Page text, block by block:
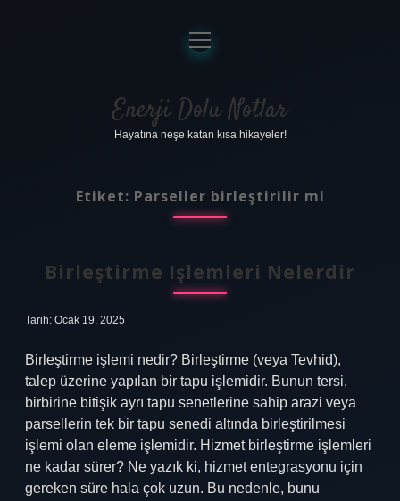
Anasayfa
Gizlilik Politikası
Yasal Uyarı
menüyü
aç
Enerji Dolu Notlar
Hayatına neşe katan kısa hikayeler!
Etiket: Parseller birleştirilir mi
Birleştirme Işlemleri Nelerdir
Tarih: Ocak 19, 2025
Birleştirme işlemi nedir? Birleştirme (veya Tevhid),
talep üzerine yapılan bir tapu işlemidir. Bunun tersi,
birbirine bitişik ayrı tapu senetlerine sahip arazi veya
parsellerin tek bir tapu senedi altında birleştirilmesi
işlemi olan eleme işlemidir. Hizmet birleştirme işlemleri
ne kadar sürer? Ne yazık ki, hizmet entegrasyonu için
gereken süre hala çok uzun. Bu nedenle, bunu